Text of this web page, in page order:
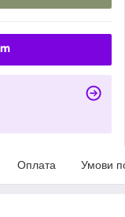
Оплата Умови